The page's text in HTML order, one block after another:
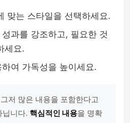
맞는 스타일을 선택하세요.
과를 강조하고, 필요한 것
세요.
여 가독성을 높이세요.
저 많은 내용을 포함한다고
닙니다. 핵심적인 내용을 명확